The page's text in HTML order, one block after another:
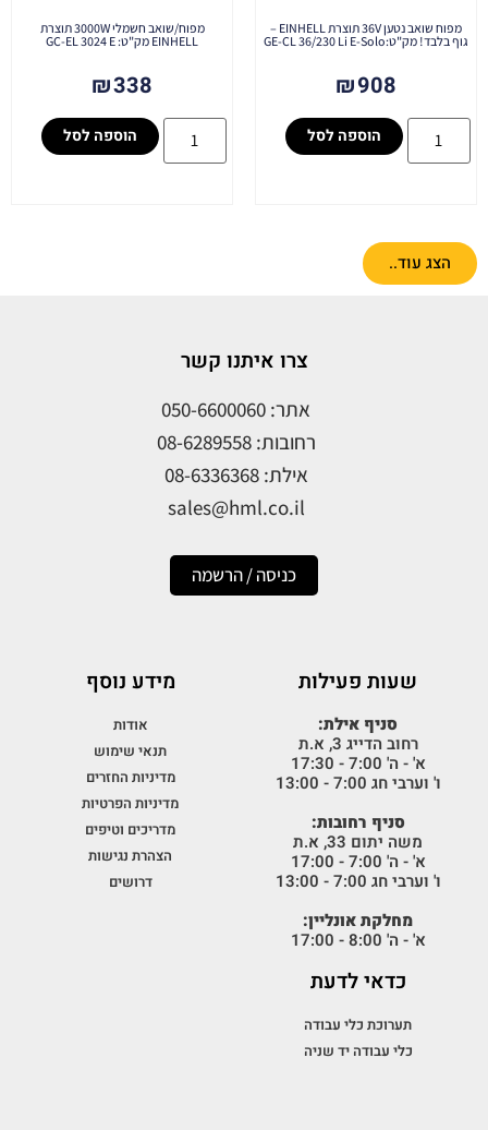
מפוח שואב נטען 36V תוצרת EINHELL –
גוף בלבד! מק"ט:GE-CL 36/230 Li E-Solo
₪908
הוספה לסל
מפוח/שואב חשמלי 3000W תוצרת
EINHELL מק"ט: GC-EL 3024 E
₪338
הוספה לסל
הצג עוד..
צרו איתנו קשר
אתר: 050-6600060
רחובות: 08-6289558
אילת: 08-6336368
sales@hml.co.il
כניסה / הרשמה
שעות פעילות
סניף אילת:
רחוב הדייג 3, א.ת
א' - ה' 7:00 - 17:30
ו' וערבי חג 7:00 - 13:00
סניף רחובות:
משה יתום 33, א.ת
א' - ה' 7:00 - 17:00
ו' וערבי חג 7:00 - 13:00
מחלקת אונליין:
א' - ה' 8:00 - 17:00
מידע נוסף
אודות
תנאי שימוש
מדיניות החזרים
מדיניות הפרטיות
מדריכים וטיפים
הצהרת נגישות
דרושים
כדאי לדעת
תערוכת כלי עבודה
כלי עבודה יד שניה